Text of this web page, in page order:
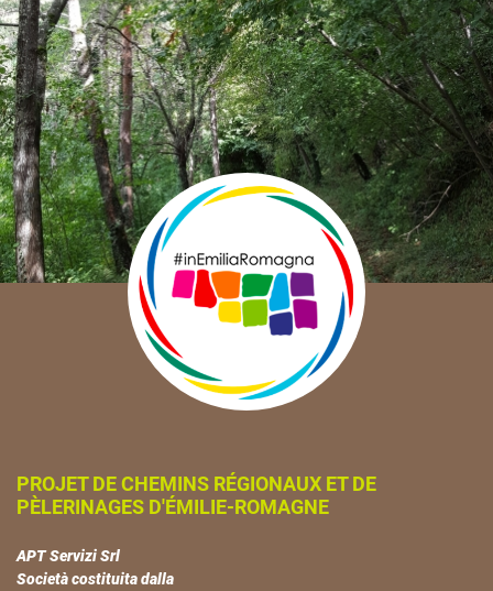
PROJET DE CHEMINS RÉGIONAUX ET DE
PÈLERINAGES D'ÉMILIE-ROMAGNE
APT Servizi Srl
Società costituita dalla